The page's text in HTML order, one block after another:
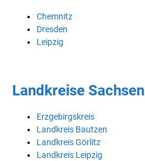
Chemnitz
Dresden
Leipzig
Landkreise Sachsen
Erzgebirgskreis
Landkreis Bautzen
Landkreis Görlitz
Landkreis Leipzig